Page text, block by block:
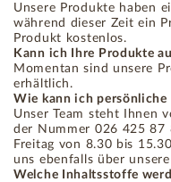
Unsere Produkte haben
während dieser Zeit ein
Produkt kostenlos.
Kann ich Ihre Produkte
Momentan sind unsere
erhältlich.
Wie kann ich
Unser Team steht Ihnen
der Nummer 026 425 87
Freitag von 8.30 bis
uns ebenfalls über
Welche Inhaltsstoffe